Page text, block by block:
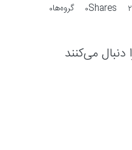
2
Shares
0 گروه‌ها0